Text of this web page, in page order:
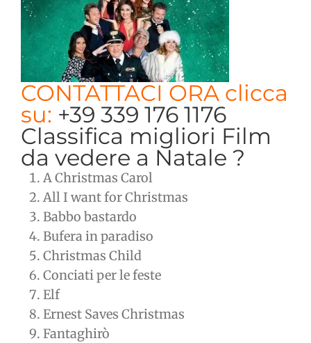
CONTATTACI ORA clicca
su: +39 339 176 1176
Classifica migliori Film
da vedere a Natale ?
A Christmas Carol
All I want for Christmas
Babbo bastardo
Bufera in paradiso
Christmas Child
Conciati per le feste
Elf
Ernest Saves Christmas
Fantaghirò